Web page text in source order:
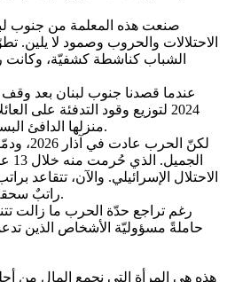
الاحتلالات والحروب وصمود لا يلين.
الشباب كناشطة كشفيّة، وكانت
2024 لتوزيع وقود التدفئة على
منزلها الدافئ البسيط فحسب – بل انضمّت إلينا.
راتبٌ سحقه الانهيار الاقتصادي في لبنان.
حاملةً مسؤوليّة الأشخاص الذين